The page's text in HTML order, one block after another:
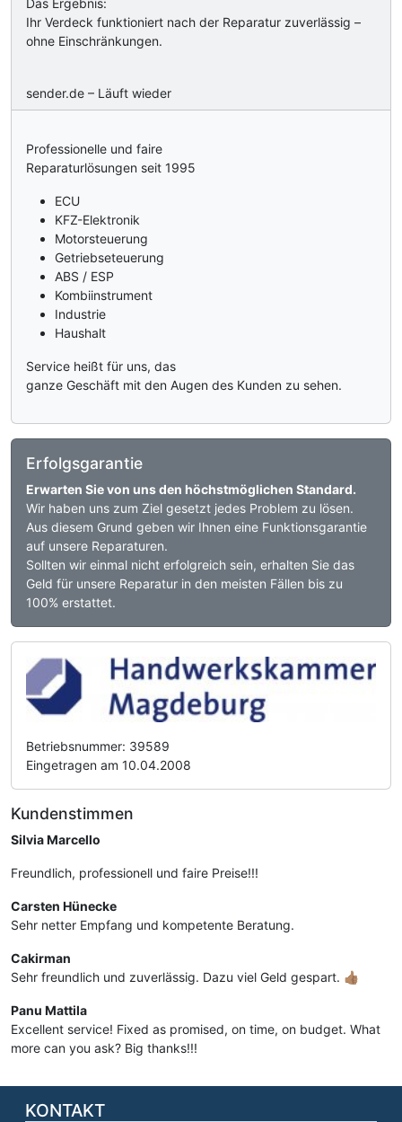
Das Ergebnis:
Ihr Verdeck funktioniert nach der Reparatur zuverlässig –
ohne Einschränkungen.
sender.de – Läuft wieder
Professionelle und faire
Reparaturlösungen seit 1995
ECU
KFZ-Elektronik
Motorsteuerung
Getriebseteuerung
ABS / ESP
Kombiinstrument
Industrie
Haushalt
Service heißt für uns, das
ganze Geschäft mit den Augen des Kunden zu sehen.
Erfolgsgarantie
Erwarten Sie von uns den höchstmöglichen Standard.
Wir haben uns zum Ziel gesetzt jedes Problem zu lösen.
Aus diesem Grund geben wir Ihnen eine Funktionsgarantie
auf unsere Reparaturen.
Sollten wir einmal nicht erfolgreich sein, erhalten Sie das
Geld für unsere Reparatur in den meisten Fällen bis zu
100% erstattet.
Betriebsnummer: 39589
Eingetragen am 10.04.2008
Kundenstimmen
Silvia Marcello
Freundlich, professionell und faire Preise!!!
Carsten Hünecke
Sehr netter Empfang und kompetente Beratung.
Cakirman
Sehr freundlich und zuverlässig. Dazu viel Geld gespart. 👍🏽
Panu Mattila
Excellent service! Fixed as promised, on time, on budget. What
more can you ask? Big thanks!!!
KONTAKT